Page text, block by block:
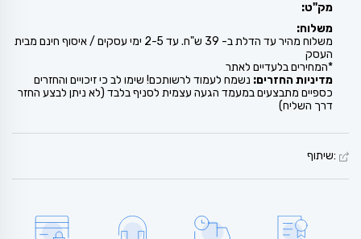
מק"ט:
משלוח:
משלוח מהיר עד הדלת ב- 39 ש"ח. עד 2-5 ימי עסקים / איסוף חינם מבית
העסק
*המחירים בלעדיים לאתר
מדיניות החזרים: נשמח לעמוד לרשותכם! שימו לב כי זיכויים והחזרים
כספיים מתבצעים במעמד הגעה עצמית לסניף בלבד (לא ניתן לבצע החזר
דרך השליח)
:שיתוף